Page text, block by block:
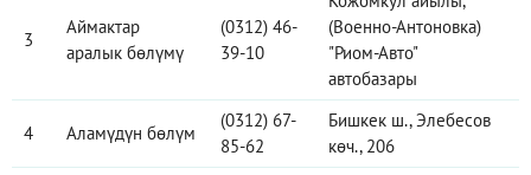
3
Аймактар
аралык бөлүмү
(0312) 46-
39-10
(Военно-Антоновка)
"Риом-Авто"
автобазары
4 Аламүдүн бөлүм
(0312) 67-
85-62
Бишкек ш., Элебесов
көч., 206